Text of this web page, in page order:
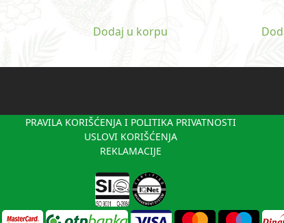
Dodaj u korpu
PRAVILA KORIŠĆENJA I POLITIKA PRIVATNOSTI
USLOVI KORIŠĆENJA
REKLAMACIJE